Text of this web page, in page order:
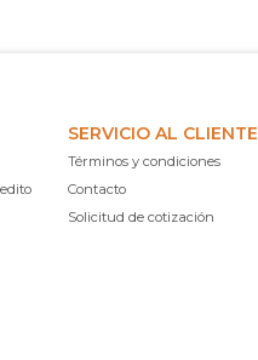
SERVICIO AL CLIENTE
Términos y condiciones
Contacto
Solicitud de cotización